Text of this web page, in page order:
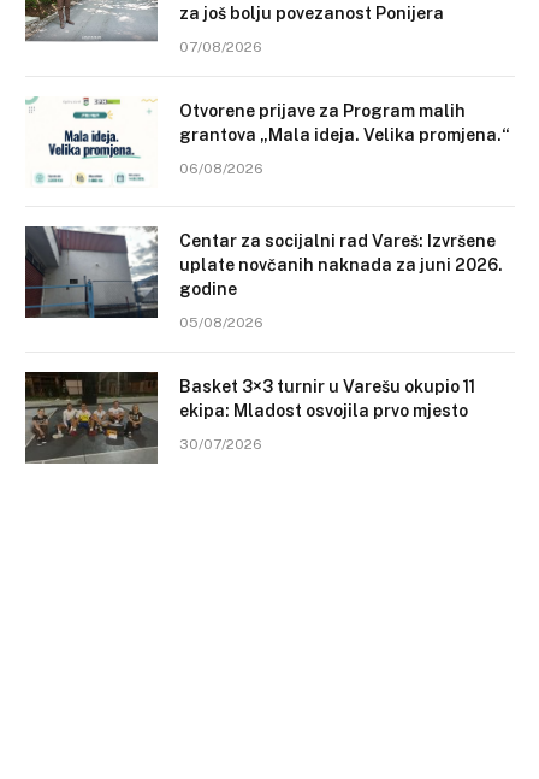
za još bolju povezanost Ponijera
07/08/2026
Otvorene prijave za Program malih
grantova „Mala ideja. Velika promjena.“
06/08/2026
Centar za socijalni rad Vareš: Izvršene
uplate novčanih naknada za juni 2026.
godine
05/08/2026
Basket 3×3 turnir u Varešu okupio 11
ekipa: Mladost osvojila prvo mjesto
30/07/2026